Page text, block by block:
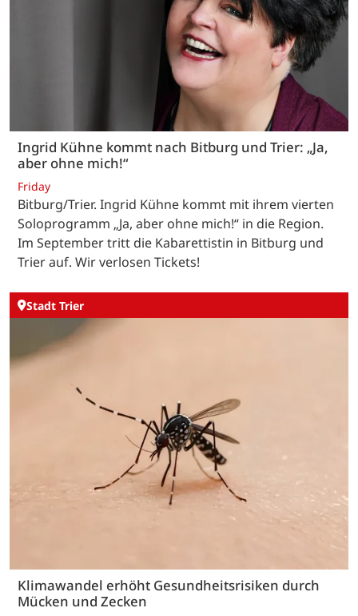
Ingrid Kühne kommt nach Bitburg und Trier: „Ja,
aber ohne mich!“
Friday
Bitburg/Trier. Ingrid Kühne kommt mit ihrem vierten
Soloprogramm „Ja, aber ohne mich!“ in die Region.
Im September tritt die Kabarettistin in Bitburg und
Trier auf. Wir verlosen Tickets!
Stadt Trier
Klimawandel erhöht Gesundheitsrisiken durch
Mücken und Zecken